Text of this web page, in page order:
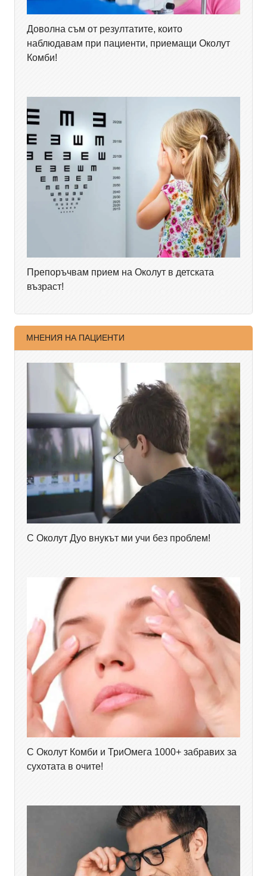
Доволна съм от резултатите, които
наблюдавам при пациенти, приемащи Околут
Комби!
Препоръчвам прием на Околут в детската
възраст!
МНЕНИЯ НА ПАЦИЕНТИ
С Околут Дуо внукът ми учи без проблем!
С Околут Комби и ТриОмега 1000+ забравих за
сухотата в очите!